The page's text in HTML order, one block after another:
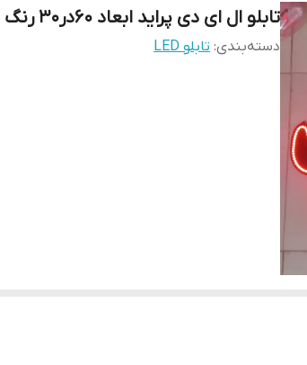
تابلو ال ای دی پراید ابعاد 60در30 رنگ قرمز
دسته‌بندی: تابلو LED